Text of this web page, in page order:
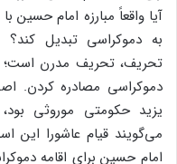
آیا واقعاً مبارزه امام
به دموکراسی تبدیل
تحریف، تحریف مدرن است؛
دموکراسی مصادره کردن.
یزید حکومتی موروثی
می‌گویند قیام عاشورا این
امام حسین برای اقامه